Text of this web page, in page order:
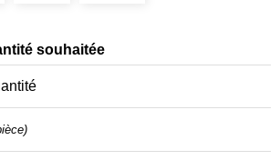
souhaitée